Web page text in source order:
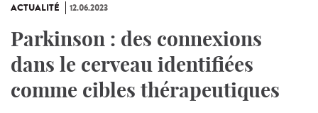
ACTUALITÉ 12.06.2023
Parkinson : des connexions
dans le cerveau identifiées
comme cibles thérapeutiques